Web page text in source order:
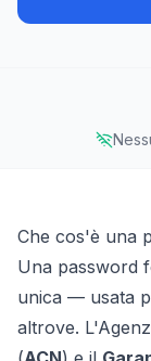
Che cos'è una
Una password
unica — usata
altrove.